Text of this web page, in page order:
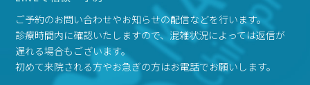
ご予約のお問い合わせやお知らせの配信などを行います。
診療時間内に確認いたしますので、混雑状況によっては返信が
遅れる場合もございます。
初めて来院される方やお急ぎの方はお電話でお願いします。